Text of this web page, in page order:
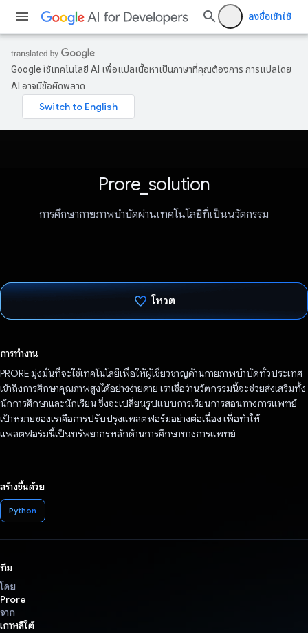
ลงชื่อเข้าใช้
Google ใช้เทคโนโลยี AI เพื่อแปลเนื้อหาเป็นภาษาที่คุณต้องการ การแปลโดย
AI อาจมีข้อผิดพลาด
Prore_solution
การศึกษากายภาพบำบัดผ่านเทคโนโลยีที่เป็นนวัตกรรม
โหวต
การทำงาน
PRORE มุ่งมั่นที่จะใช้เทคโนโลยีเพื่อให้ผู้เชี่ยวชาญด้านกายภาพบำบัดทั่วประเทศ
เข้าถึงการศึกษาคุณภาพสูงได้อย่างง่ายดาย เราเชื่อว่านวัตกรรมนี้จะช่วยส่งเสริมทั้ง
นักการศึกษาและนักเรียน ซึ่งจะเปลี่ยนรูปแบบการเรียนการสอนทางการแพทย์
เป้าหมายของเราคือการปรับปรุงแพลตฟอร์มอย่างต่อเนื่อง เพื่อทำให้
แพลตฟอร์มนี้เป็นทรัพยากรหลักด้านการศึกษาทางการแพทย์
สร้างขึ้นด้วย
Python
ทีม
โดย
Prore
จาก
เกาหลีใต้